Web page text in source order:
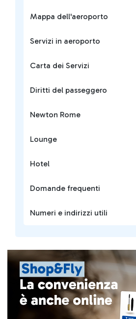
Mappa dell'aeroporto
Servizi in aeroporto
Carta dei Servizi
Diritti del passeggero
Newton Rome
Lounge
Hotel
Domande frequenti
Numeri e indirizzi utili